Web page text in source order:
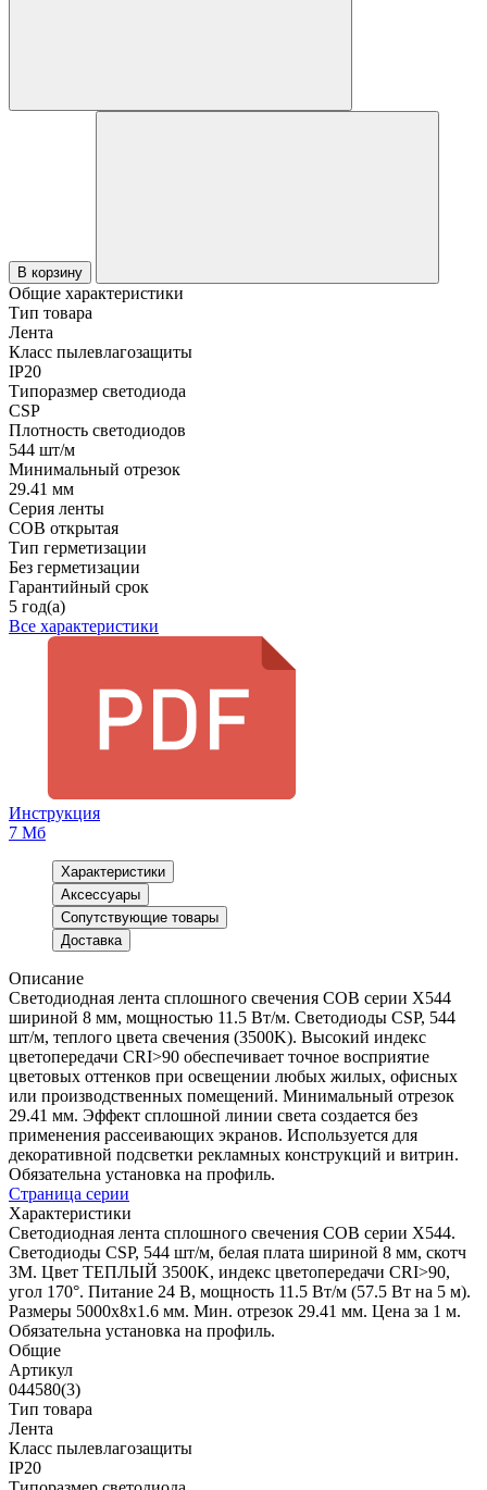
В корзину
Общие характеристики
Тип товара
Лента
Класс пылевлагозащиты
IP20
Типоразмер светодиода
CSP
Плотность светодиодов
544 шт/м
Минимальный отрезок
29.41 мм
Серия ленты
COB открытая
Тип герметизации
Без герметизации
Гарантийный срок
5 год(а)
Все характеристики
Инструкция
7 Мб
Характеристики
Аксессуары
Сопутствующие товары
Доставка
Описание
Светодиодная лента сплошного свечения COB серии X544
шириной 8 мм, мощностью 11.5 Вт/м. Светодиоды CSP, 544
шт/м, теплого цвета свечения (3500K). Высокий индекс
цветопередачи CRI>90 обеспечивает точное восприятие
цветовых оттенков при освещении любых жилых, офисных
или производственных помещений. Минимальный отрезок
29.41 мм. Эффект сплошной линии света создается без
применения рассеивающих экранов. Используется для
декоративной подсветки рекламных конструкций и витрин.
Обязательна установка на профиль.
Страница серии
Характеристики
Светодиодная лента сплошного свечения COB серии X544.
Светодиоды CSP, 544 шт/м, белая плата шириной 8 мм, скотч
3M. Цвет ТЕПЛЫЙ 3500K, индекс цветопередачи CRI>90,
угол 170°. Питание 24 В, мощность 11.5 Вт/м (57.5 Вт на 5 м).
Размеры 5000x8x1.6 мм. Мин. отрезок 29.41 мм. Цена за 1 м.
Обязательна установка на профиль.
Общие
Артикул
044580(3)
Тип товара
Лента
Класс пылевлагозащиты
IP20